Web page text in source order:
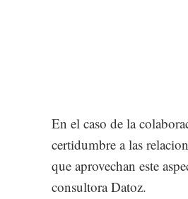
En el caso de la
certidumbre a las
que aprovechan este
consultora Datoz.